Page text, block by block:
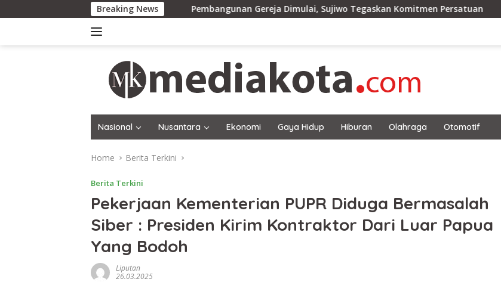
to
Breaking News
Pembangunan Gereja Dimulai, Sujiwo Tegaskan Komitmen Persatuan Wako Edi:
Nasional Nusantara Ekonomi Gaya Hidup Hiburan Olahraga Otomotif
Home Berita Terkini
Berita Terkini
Pekerjaan Kementerian PUPR Diduga Bermasalah
Siber : Presiden Kirim Kontraktor Dari Luar Papua
Yang Bodoh
Liputan
26.03.2025